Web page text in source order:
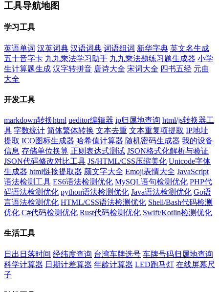
工具导航地图
学习工具
英语单词 汉英词典 汉语词典 词语组词 新华字典 英文名生成
五十音字卡 九九乘法学习助手 九九乘法题练习题生成器 小学
生计算题生成 汉字转拼音 唐诗大全 宋词大全 四书五经 元曲
大全
开发工具
markdown转换html ueditor编辑器 ip归属地查询 html/js转换器工
具 字数统计 简体繁体转换 文本去重 文本重复项提取 IP地址
提取 ICO图标生成器 哈希值计算器 随机密码生成器 我的设备
信息 存储单位换算 正则表达式测试 JSON格式化解析与验证
JSON代码修改对比工具 JS/HTML/CSS压缩美化 Unicode字体
生成器 html链接提取器 颜文字大全 Emoji表情大全 JavaScript
语法检测工具 ES6语法检测优化 MySQL语句检测优化 PHP代
码语法检测优化 python语法检测优化 Java语法检测优化 Go语
言语法检测优化 HTML/CSS语法检测优化 Shell/Bash代码检测
优化 C#代码检测优化 Rust代码检测优化 Swift/Kotlin检测优化
生活工具
日出日落时间 经纬度查询 台湾车牌选号 车牌号码归属地查询
科学计算器 日期计差算器 年龄计算器 LED跑马灯 在线屏幕尺
子